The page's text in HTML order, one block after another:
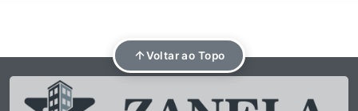
Voltar ao Topo